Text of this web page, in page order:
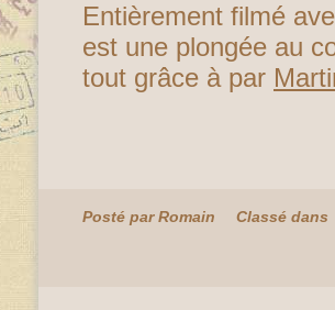
Entièrement filmé
est une plongée au
tout grâce à par
Posté par Romain Classé dans